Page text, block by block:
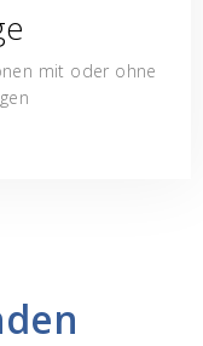
mit oder ohne